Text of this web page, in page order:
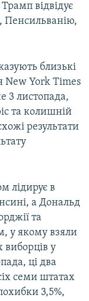
відвідує
Пенсильванію,
близькі
New York Times
3 листопада,
та колишній
результати
лідирує в
а Дональд
та
у якому взяли
виборців у
ці два
семи штатах
3,5%,